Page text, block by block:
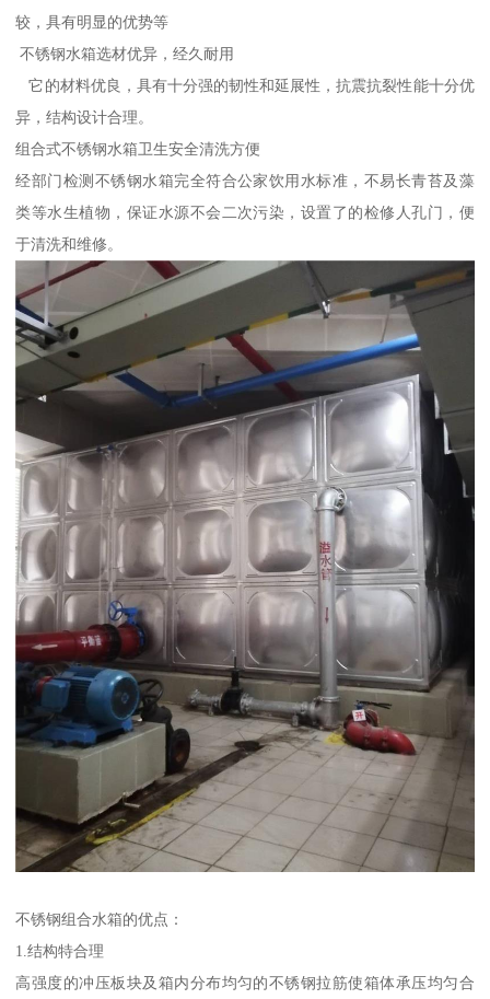
较，具有明显的优势等
不锈钢水箱选材优异，经久耐用
它的材料优良，具有十分强的韧性和延展性，抗震抗裂性能十分优
异，结构设计合理。
组合式不锈钢水箱卫生安全清洗方便
经部门检测不锈钢水箱完全符合公家饮用水标准，不易长青苔及藻
类等水生植物，保证水源不会二次污染，设置了的检修人孔门，便
于清洗和维修。
不锈钢组合水箱的优点：
1.结构特合理
高强度的冲压板块及箱内分布均匀的不锈钢拉筋使箱体承压均匀合